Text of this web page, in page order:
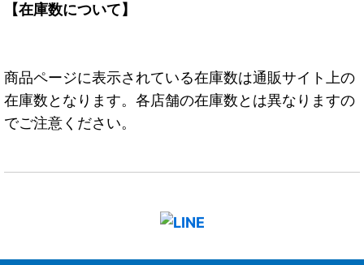
【在庫数について】
商品ページに表示されている在庫数は通販サイト上の
在庫数となります。各店舗の在庫数とは異なりますの
でご注意ください。